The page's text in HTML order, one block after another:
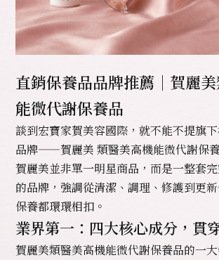
直銷保養品品牌推薦｜賀麗
能微代謝保養品
談到宏寶家賀美容國際，就不能不提旗
品牌——賀麗美 類醫美高機能微代謝保
賀麗美並非單一明星商品，而是一整套
的品牌，強調從清潔、調理、修護到更
保養都環環相扣。
業界第一：四大核心成分，貫
賀麗美類醫美高機能微代謝保養品的一